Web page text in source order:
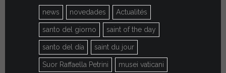
news novedades Actualités
santo del giorno saint of the day
santo del día saint du jour
Suor Raffaella Petrini musei vaticani